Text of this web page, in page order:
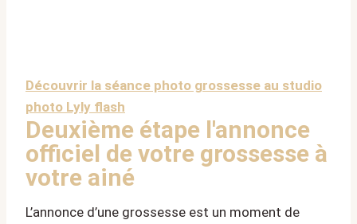
Découvrir la séance photo grossesse au studio
photo Lyly flash
Deuxième étape l'annonce
officiel de votre grossesse à
votre ainé
L’annonce d’une grossesse est un moment de